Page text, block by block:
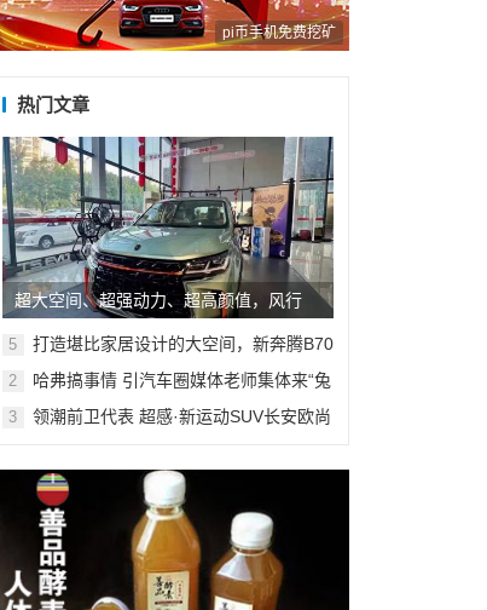
pi币手机免费挖矿
热门文章
超大空间、超强动力、超高颜值，风行
T5马赫版已陆续到店
5
打造堪比家居设计的大空间，新奔腾B70
2
哈弗搞事情 引汽车圈媒体老师集体来“兔
3
领潮前卫代表 超感·新运动SUV长安欧尚